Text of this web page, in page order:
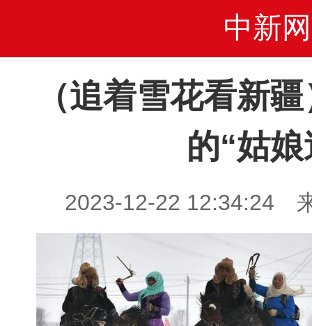
中新网
（追着雪花看新
的“姑娘
2023-12-22 12:34:24